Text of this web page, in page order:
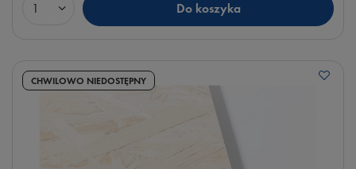
Ilość produktów Do koszyka
CHWILOWO NIEDOSTĘPNY